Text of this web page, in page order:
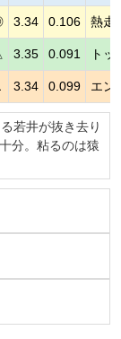
3.34 0.106 熱走
3.35 0.091 ト
3.34 0.099 エン
若井が抜き去り
分。粘るのは猿